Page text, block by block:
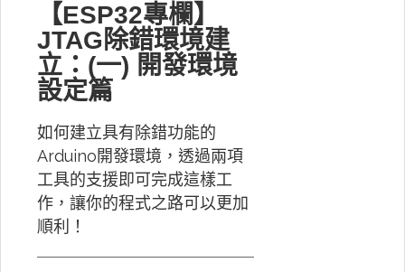
【ESP32專欄】
JTAG除錯環境建
立：(一) 開發環境
設定篇
如何建立具有除錯功能的
Arduino開發環境，透過兩項
工具的支援即可完成這樣工
作，讓你的程式之路可以更加
順利！